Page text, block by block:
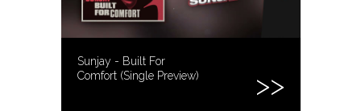
Sunjay - Built For
Comfort (Single Preview)